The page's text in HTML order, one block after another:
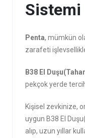
Sistemi
Penta, mümkün
zarafeti
B38 El
pekçok yerde
Kişisel zevkinize,
uygun B38 El
alıp, uzun yıllar